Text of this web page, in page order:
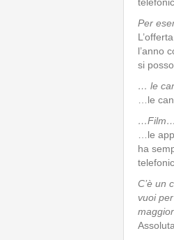
Per
l’anno
si
… le
…le
…Film…
…le
ha
C’è un
vuoi